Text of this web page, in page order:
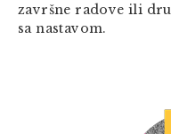
završne radove ili
sa nastavom.